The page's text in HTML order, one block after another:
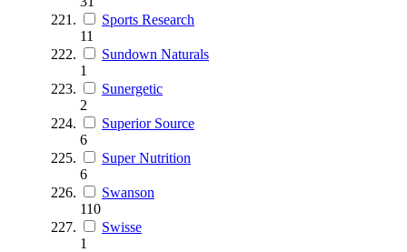
Sports Research
11
Sundown Naturals
1
Sunergetic
2
Superior Source
6
Super Nutrition
6
Swanson
110
Swisse
1